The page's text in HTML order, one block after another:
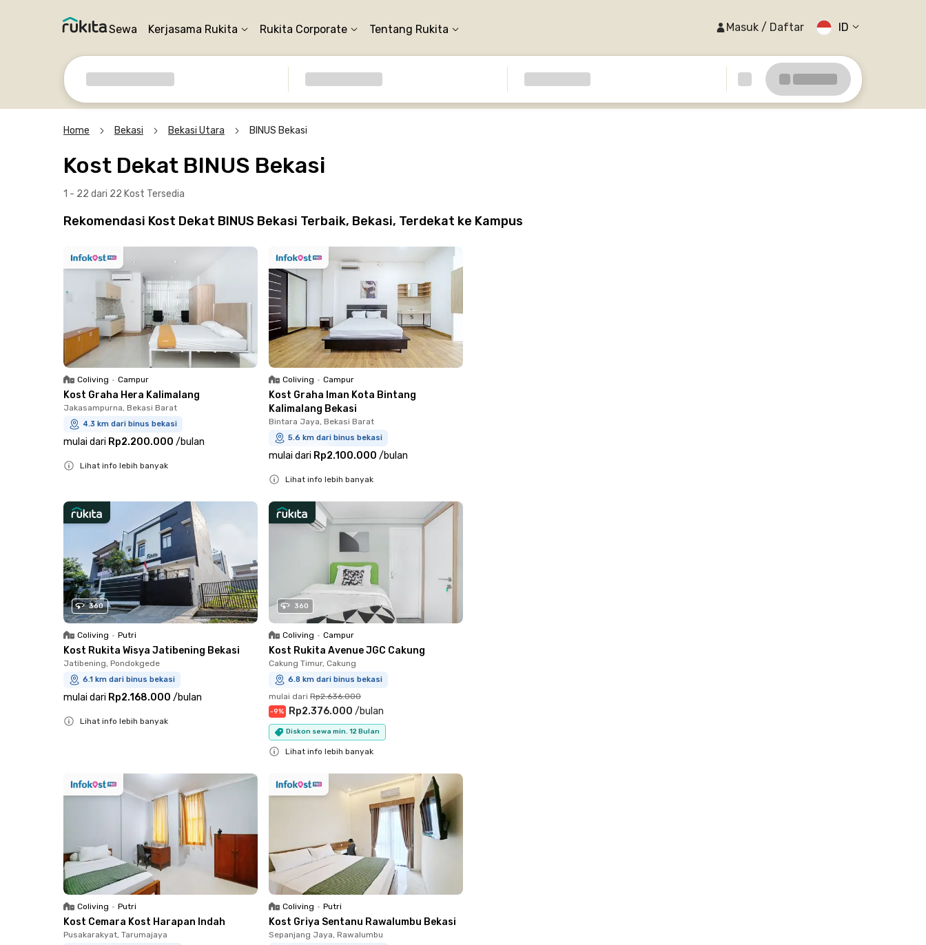
Sewa Kerjasama Rukita Rukita Corporate Tentang Rukita Masuk / Daftar ID
Home Bekasi Bekasi Utara BINUS Bekasi
Kost Dekat BINUS Bekasi
1 - 22 dari 22 Kost Tersedia
Rekomendasi Kost Dekat BINUS Bekasi Terbaik, Bekasi, Terdekat ke Kampus
Coliving • Campur
Kost Graha Hera Kalimalang
Jakasampurna, Bekasi Barat
4.3 km dari binus bekasi
mulai dari Rp2.200.000 /bulan
Lihat info lebih banyak
Coliving • Campur
Kost Graha Iman Kota Bintang
Kalimalang Bekasi
Bintara Jaya, Bekasi Barat
5.6 km dari binus bekasi
mulai dari Rp2.100.000 /bulan
Lihat info lebih banyak
360
Coliving • Putri
Kost Rukita Wisya Jatibening Bekasi
Jatibening, Pondokgede
6.1 km dari binus bekasi
mulai dari Rp2.168.000 /bulan
Lihat info lebih banyak
360
Coliving • Campur
Kost Rukita Avenue JGC Cakung
Cakung Timur, Cakung
6.8 km dari binus bekasi
mulai dari Rp2.636.000
-9% Rp2.376.000 /bulan
Diskon sewa min. 12 Bulan
Lihat info lebih banyak
Coliving • Putri
Kost Cemara Kost Harapan Indah
Pusakarakyat, Tarumajaya
Coliving • Putri
Kost Griya Sentanu Rawalumbu Bekasi
Sepanjang Jaya, Rawalumbu